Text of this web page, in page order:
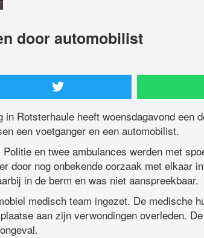
door automobilist
in Rotsterhaule heeft woensdagavond een
een voetganger en een automobilist.
Politie en twee ambulances werden met
door nog onbekende oorzaak met elkaar
in de berm en was niet aanspreekbaar.
medisch team ingezet. De medische
aan zijn verwondingen overleden.